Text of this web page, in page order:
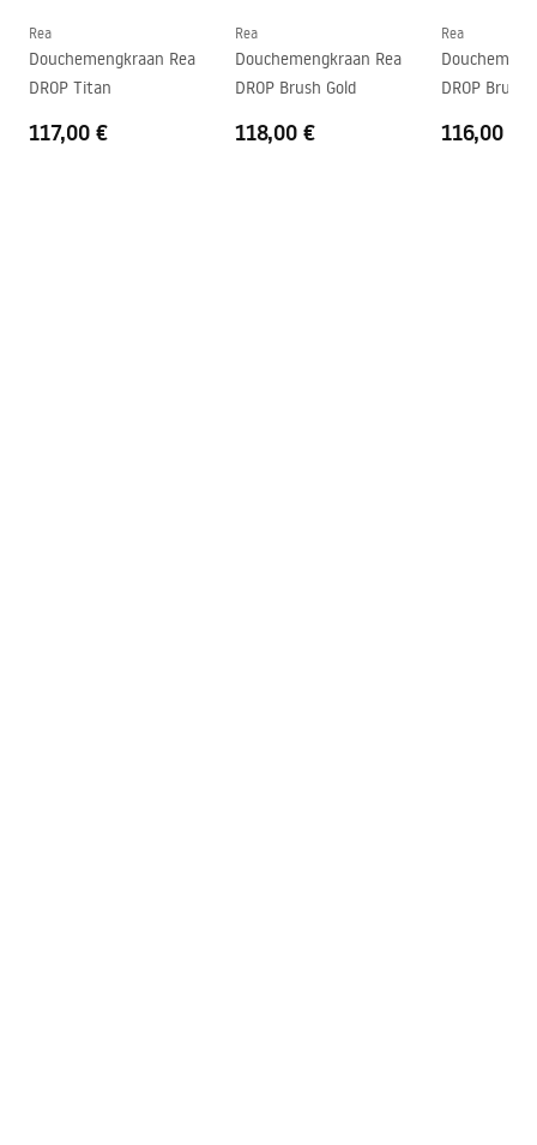
Garantie 5 jaar
Rea
Douchemengkraan Rea
DROP Titan
117,00 €
Rea
Douchemengkraan Rea
DROP Brush Gold
118,00 €
Rea
DROP Brush
116,00 €